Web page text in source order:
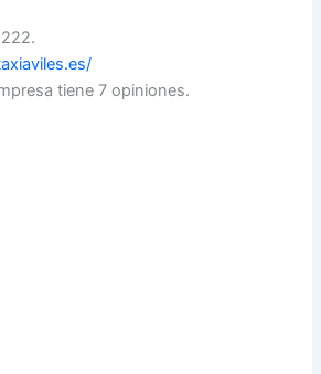
tiene 7 opiniones.